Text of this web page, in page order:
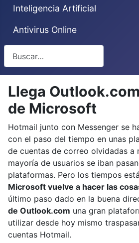
Inteligencia Artificial
Antivirus Online
Llega
de Microsoft
Hotmail junto con Messenger se
con el paso del tiempo en unas
de cuentas de correo olvidadas a
mayoría de usuarios se iban
plataformas. Pero los tiempos
Microsoft vuelve a hacer las
último paso dado en la buena
de Outlook.com una gran
utilizar desde hoy mismo
cuentas Hotmail.